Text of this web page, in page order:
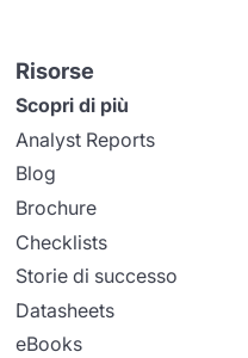
Risorse
Scopri di più
Analyst Reports
Blog
Brochure
Checklists
Storie di successo
Datasheets
eBooks